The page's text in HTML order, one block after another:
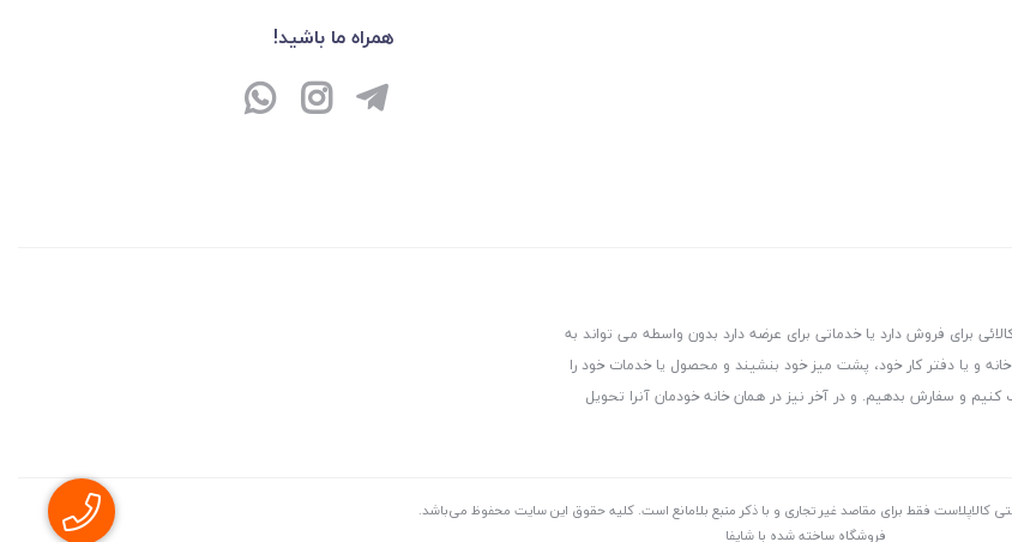
همراه ما باشید!
برای فروش دارد یا خدماتی برای عرضه دارد بدون واسطه می تواند به
و یا دفتر کار خود، پشت میز خود بنشیند و محصول یا خدمات خود را
و سفارش بدهیم. و در آخر نیز در همان خانه خودمان آنرا تحویل
کالاپلاست فقط برای مقاصد غیر تجاری و با ذکر منبع بلامانع است. کليه حقوق اين سايت محفوظ می‌باشد.
فروشگاه ساخته شده با شاپفا